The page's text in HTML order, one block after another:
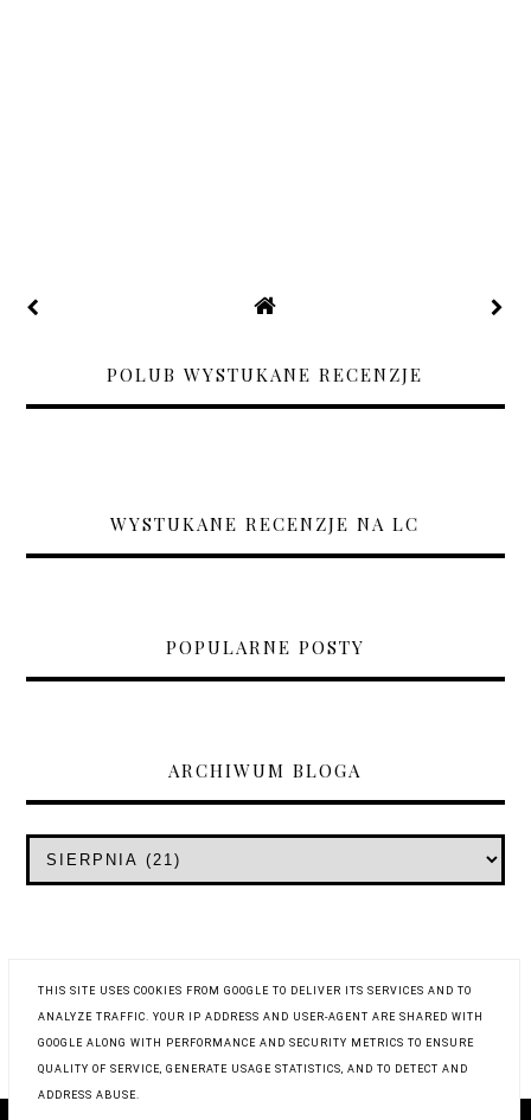
POLUB WYSTUKANE RECENZJE
WYSTUKANE RECENZJE NA LC
POPULARNE POSTY
ARCHIWUM BLOGA
THIS SITE USES COOKIES FROM GOOGLE TO DELIVER ITS SERVICES AND TO
ANALYZE TRAFFIC. YOUR IP ADDRESS AND USER-AGENT ARE SHARED WITH
GOOGLE ALONG WITH PERFORMANCE AND SECURITY METRICS TO ENSURE
QUALITY OF SERVICE, GENERATE USAGE STATISTICS, AND TO DETECT AND
ADDRESS ABUSE.